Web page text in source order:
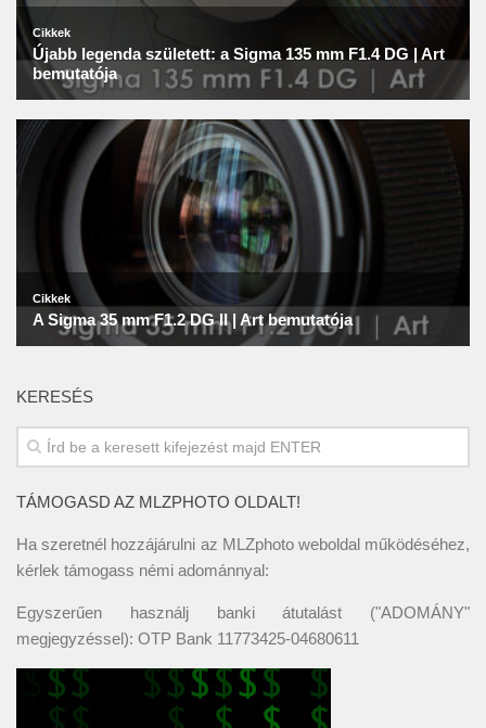
KERESÉS
TÁMOGASD AZ MLZPHOTO OLDALT!
Ha szeretnél hozzájárulni az MLZphoto weboldal működéséhez,
kérlek támogass némi adománnyal:
Egyszerűen használj banki átutalást ("ADOMÁNY"
megjegyzéssel): OTP Bank 11773425-04680611